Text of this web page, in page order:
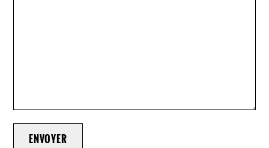
ENVOYER